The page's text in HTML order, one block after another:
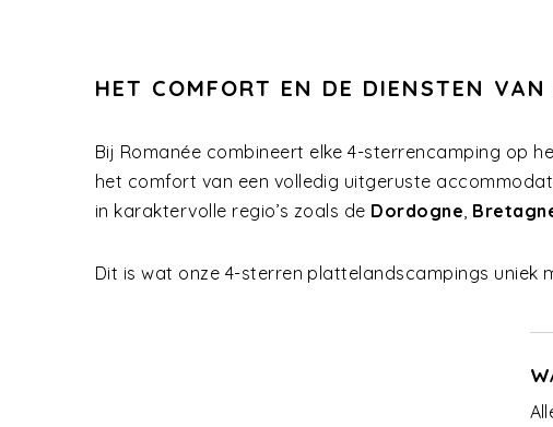
HET COMFORT EN DE DIENSTEN
Bij Romanée combineert elke 4-sterrencamping op
het comfort van een volledig uitgeruste
in karaktervolle regio’s zoals de Dordogne,
Dit is wat onze 4-sterren plattelandscampings uniek